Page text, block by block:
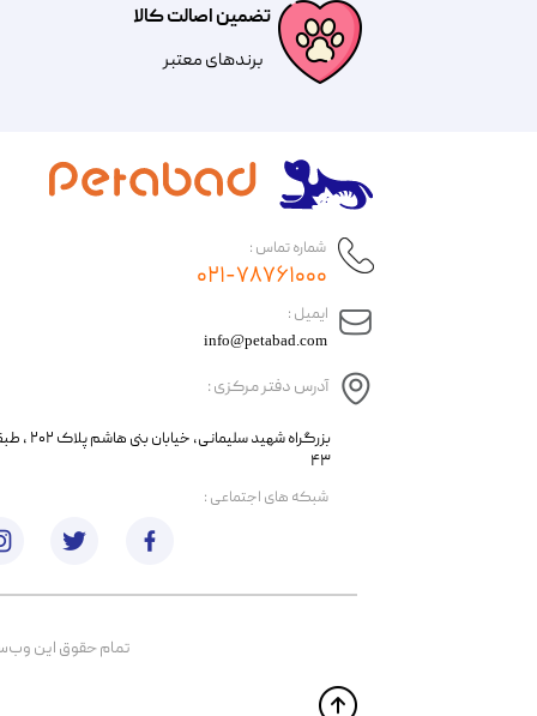
تضمین اصالت کالا
​​برندهای معتبر​​​​​​​
​ایمیل :
آدرس دفتر مرکزی :
info@petabad.com
​​بزرگراه شهید
۴۳
شماره تماس :
۰۲۱-۷۸۷۶۱۰۰۰
تمام حقوق اين
​شبکه های اجتماعی :